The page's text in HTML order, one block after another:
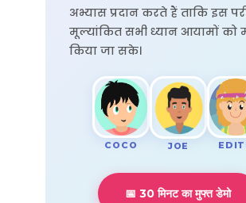
अभ्यास प्रदान करते हैं ताकि इस
मूल्यांकित सभी ध्यान आयामों को
किया जा सके।
COCO JOE
📅 30 मिनट का मुफ्त डेमो